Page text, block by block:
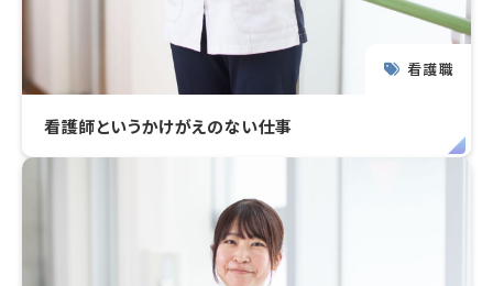
看護職
看護師というかけがえのない仕事